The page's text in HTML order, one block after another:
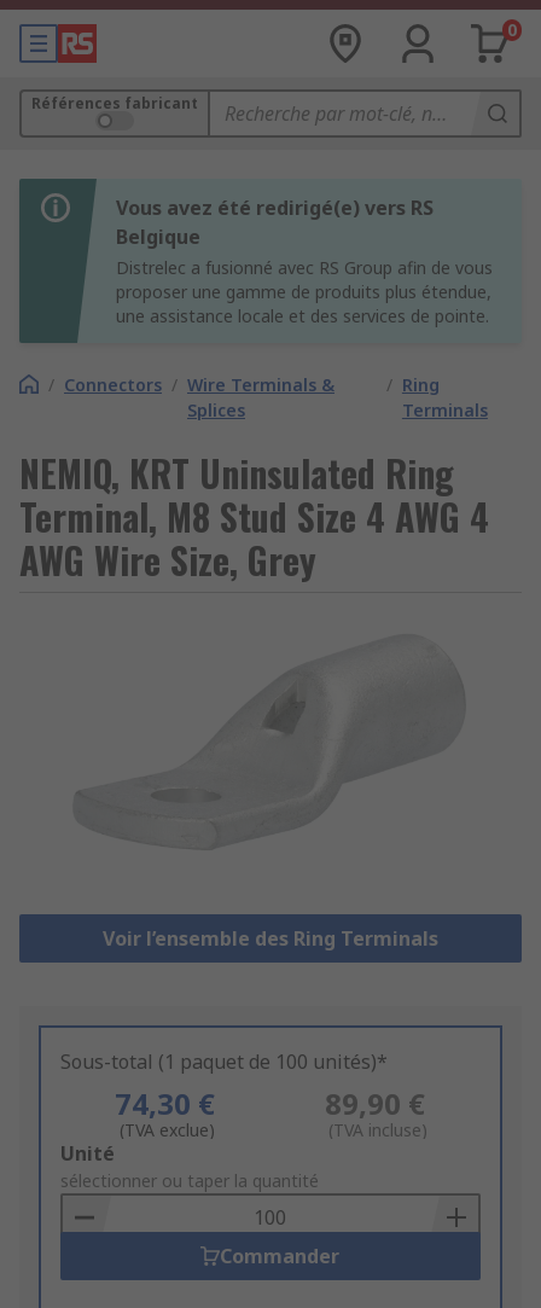
0
Références fabricant
Vous avez été redirigé(e) vers RS
Belgique
Distrelec a fusionné avec RS Group afin de vous
proposer une gamme de produits plus étendue,
une assistance locale et des services de pointe.
/ Connectors / Wire Terminals &
Splices
/ Ring
Terminals
NEMIQ, KRT Uninsulated Ring
Terminal, M8 Stud Size 4 AWG 4
AWG Wire Size, Grey
Voir l’ensemble des Ring Terminals
Sous-total (1 paquet de 100 unités)*
74,30 €
(TVA exclue)
89,90 €
(TVA incluse)
Add
to
Basket
Unité
sélectionner ou taper la quantité
Commander